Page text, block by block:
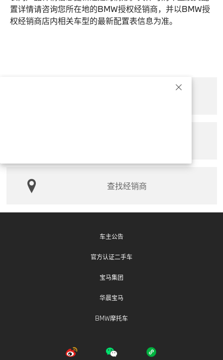
置详情请咨询您所在地的BMW授权经销商，并以BMW授
权经销商店内相关车型的最新配置表信息为准。
查找经销商
车主公告
官方认证二手车
宝马集团
华晨宝马
BMW摩托车